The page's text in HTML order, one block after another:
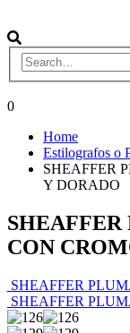
0
Home
Estilografos o
SHEAFFER
Y DORADO
SHEAFFER
CON
SHEAFFER
SHEAFFER